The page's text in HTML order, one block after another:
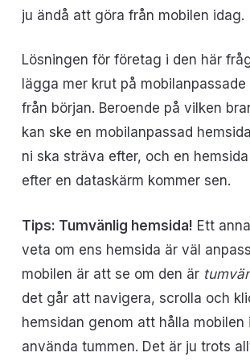
ju ändå att göra från mobilen idag.
Lösningen för företag i den här
lägga mer krut på
från början. Beroende på vilken
kan ske en mobilanpassad
ni ska sträva efter, och en
efter en dataskärm kommer sen.
Tips: Tumvänlig hemsida! Ett
veta om ens hemsida är väl
mobilen är att se om den är
det går att navigera, scrolla och
hemsidan genom att hålla mobilen
använda tummen. Det är ju trots